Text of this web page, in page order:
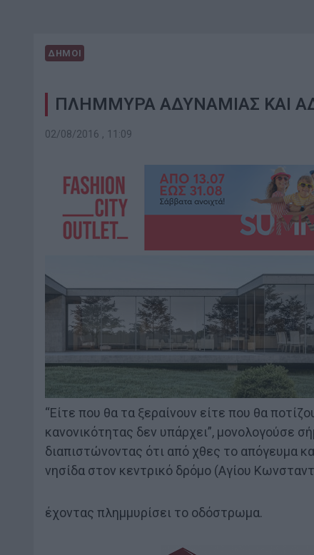
ΔΗΜΟΙ
ΠΛΗΜΜΥΡΑ ΑΔΥΝΑΜΙΑΣ ΚΑΙ
02/08/2016 , 11:09
“Είτε που θα τα ξεραίνουν είτε που θα
κανονικότητας δεν υπάρχει”, μονολογούσε
διαπιστώνοντας ότι από χθες το απόγευμα
νησίδα στον κεντρικό δρόμο (Αγίου
έχοντας πλημμυρίσει το οδόστρωμα.